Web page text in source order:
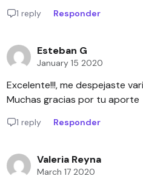
1 reply Responder
Esteban G
January 15 2020
Excelente!!!, me despejaste
Muchas gracias por tu aporte
1 reply Responder
Valeria Reyna
March 17 2020